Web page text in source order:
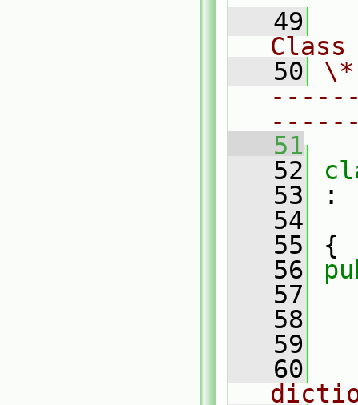
   49
Class
   50
   51
   52
   53
:
   54
   55
{
   56
   57
   58
   59
   60